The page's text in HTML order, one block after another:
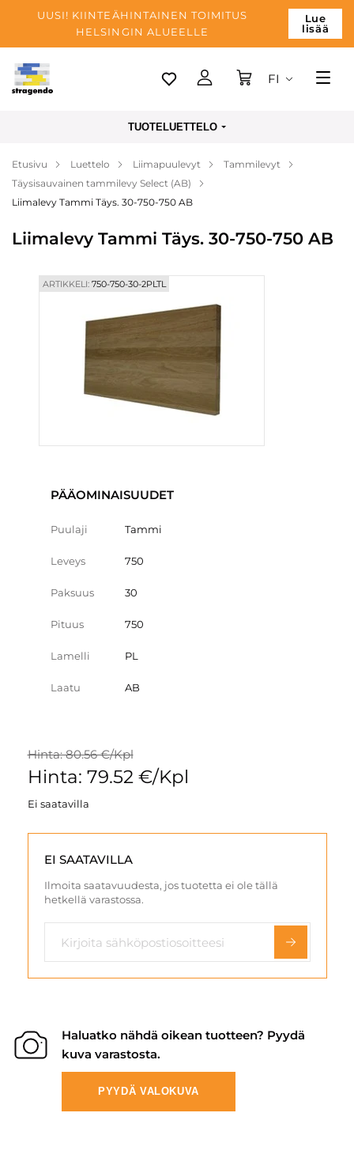
UUSI! KIINTEÄHINTAINEN TOIMITUS
HELSINGIN ALUEELLE
Lue
lisää
Tallinn
Maksu
Yrityksen
Blogi
FI
TUOTELUETTELO
Etusivu Luettelo Liimapuulevyt
Tammilevyt
Täysisauvainen tammilevy Select (AB)
Liimalevy Tammi Täys. 30-750-750 AB
Liimalevy Tammi Täys. 30-750-750 AB
ARTIKKELI:750-750-30-2PLTL
PÄÄOMINAISUUDET
Puulaji Tammi
Leveys 750
Paksuus 30
Pituus 750
Lamelli PL
Laatu AB
Hinta: 80.56 €/Kpl
Hinta: 79.52 €/Kpl
Ei saatavilla
EI SAATAVILLA
Ilmoita saatavuudesta, jos tuotetta ei ole tällä
hetkellä varastossa.
Haluatko nähdä oikean tuotteen? Pyydä
kuva varastosta.
PYYDÄ VALOKUVA